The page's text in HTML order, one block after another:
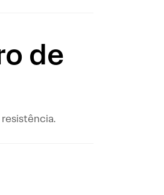
de
resistência.